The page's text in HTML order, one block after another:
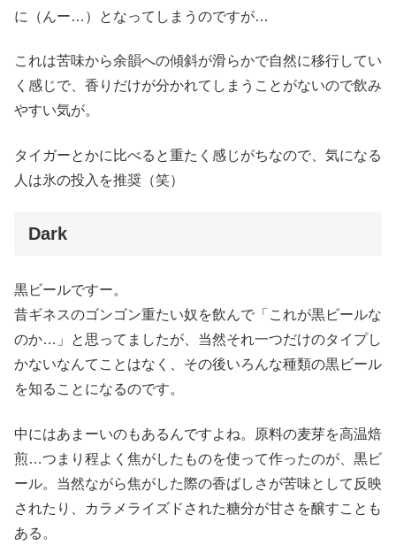
に（んー…）となってしまうのですが…
これは苦味から余韻への傾斜が滑らかで自然に移行してい
く感じで、香りだけが分かれてしまうことがないので飲み
やすい気が。
タイガーとかに比べると重たく感じがちなので、気になる
人は氷の投入を推奨（笑）
Dark
黒ビールですー。
昔ギネスのゴンゴン重たい奴を飲んで「これが黒ビールな
のか…」と思ってましたが、当然それ一つだけのタイプし
かないなんてことはなく、その後いろんな種類の黒ビール
を知ることになるのです。
中にはあまーいのもあるんですよね。原料の麦芽を高温焙
煎…つまり程よく焦がしたものを使って作ったのが、黒ビ
ール。当然ながら焦がした際の香ばしさが苦味として反映
されたり、カラメライズドされた糖分が甘さを醸すことも
ある。